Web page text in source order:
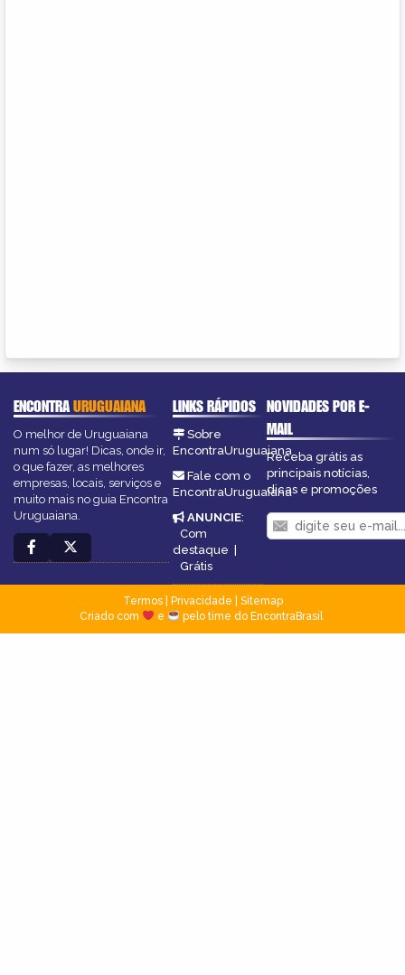
ENCONTRAURUGUAIANA
O melhor de Uruguaiana
num só lugar! Dicas, onde ir,
o que fazer, as melhores
empresas, locais, serviços e
muito mais no guia Encontra
Uruguaiana.
LINKS RÁPIDOS
Sobre
EncontraUruguaiana
Fale com o
EncontraUruguaiana
ANUNCIE:
Com
destaque
Grátis
NOVIDADES POR E-
MAIL
Receba grátis as
principais notícias,
dicas e promoções
Termos| Privacidade
Sitemap
Criado com
e pelo time do EncontraBrasil